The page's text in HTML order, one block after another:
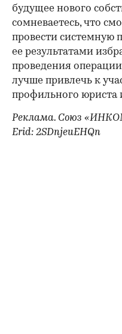
будущее нового
сомневаетесь, что
провести системную
ее результатами
проведения
лучше привлечь к
профильного юриста
Реклама. Союз
Erid: 2SDnjeuEHQn